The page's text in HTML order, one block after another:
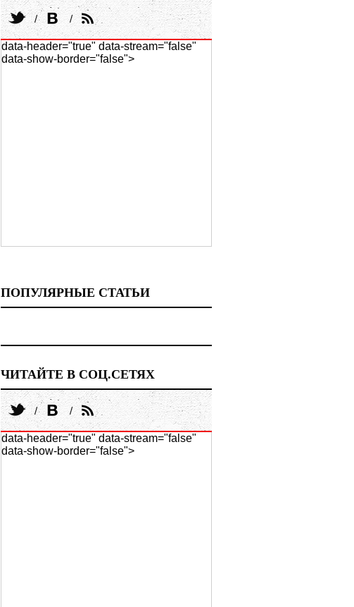
data-header="true" data-stream="false"
data-show-border="false">
ПОПУЛЯРНЫЕ СТАТЬИ
ЧИТАЙТЕ В СОЦ.СЕТЯХ
data-header="true" data-stream="false"
data-show-border="false">